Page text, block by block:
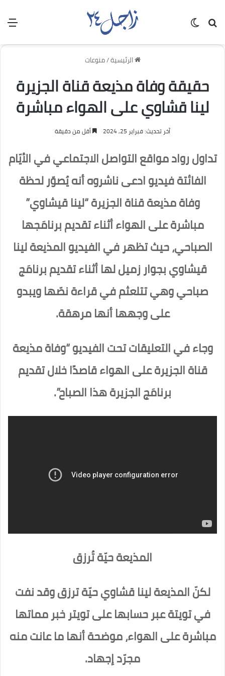
بحث عن
الرئيسية/منوعات
حقيقة وفاة مذيعة قناة الجزيرة
لينا قشاوي على الهواء مباشرة
آخر تحديث: فبراير 25, 2024 أقل من دقيقة
تداول رواد مواقع التواصل الاجتماعي في الأيّام
الفائتة فيديو ادعى ناشروه أنه يُصوّر لحظة
وفاة مذيعة قناة الجزيرة “لينا قيشاوي”
مباشرة على الهواء أثناء تقديم برنامَجها
الصباحي، حيث تظهر في الفيديو المذيعة لينا
قيشاوي بجوار زميل لها أثناء تقديم برنامَج
صباحي وهي تتلعثم في قراءة نصّها ويبدو
على وجهها أنها مرهقة.
وجاء في التعليقات تحت الفيديو “وفاة مذيعة
قناة الجزيرة على الهواء قاصدًا خلال تقديم
برنامَج الجزيرة هذا الصباح”.
المذيعة حيّة تُرزق
لكنّ المذيعة لينا قشاوي حيّة ترزق وقد نفت
في تويتة عبر حسابها على تويتر خبر مماتها
مباشرة على الهواء، موضحة أنها ما عانت منه
مجرّد إجهاد.